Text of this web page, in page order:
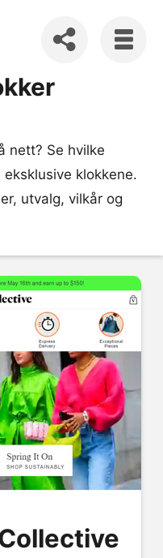
nett? Se hvilke
klokkene.
utvalg, vilkår og